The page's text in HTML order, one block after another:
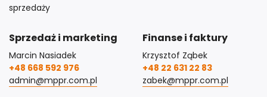
sprzedaży
Sprzedaż i marketing
Marcin Nasiadek
+48 668 592 976
admin@mppr.com.pl
Finanse i faktury
Krzysztof Ząbek
+48 22 631 22 83
zabek@mppr.com.pl